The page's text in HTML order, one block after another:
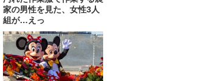
家の男性を見た、女性3人
組が…えっ